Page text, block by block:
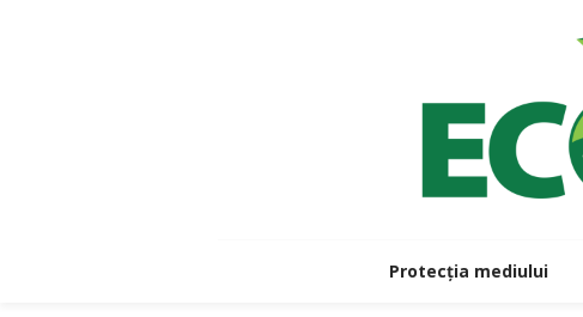
Protecția mediului